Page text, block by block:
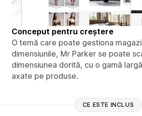
Conceput pentru creștere
O temă care poate gestiona
dimensiunile, Mr Parker se poate
dimensiunea dorită, cu o gamă
axate pe produse.
CE ESTE INCLUS